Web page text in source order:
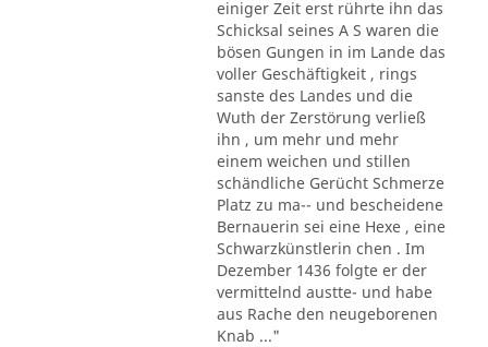
einiger Zeit erst rührte ihn das
Schicksal seines A S waren die
bösen Gungen in im Lande das
voller Geschäftigkeit , rings
sanste des Landes und die
Wuth der Zerstörung verließ
ihn , um mehr und mehr
einem weichen und stillen
schändliche Gerücht Schmerze
Platz zu ma-- und bescheidene
Bernauerin sei eine Hexe , eine
Schwarzkünstlerin chen . Im
Dezember 1436 folgte er der
vermittelnd austte- und habe
aus Rache den neugeborenen
Knab ..."